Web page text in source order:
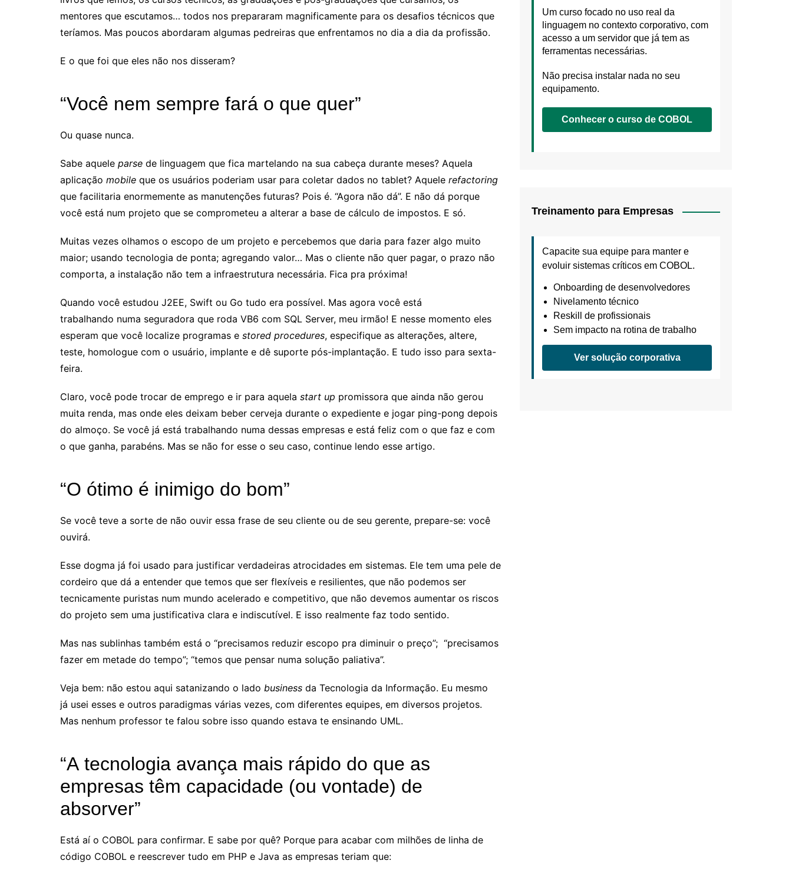
mentores que escutamos… todos nos prepararam magnificamente para os desafios técnicos que
teríamos. Mas poucos abordaram algumas pedreiras que enfrentamos no dia a dia da profissão.
E o que foi que eles não nos disseram?
“Você nem sempre fará o que quer”
Ou quase nunca.
Sabe aquele parse de linguagem que fica martelando na sua cabeça durante meses? Aquela
aplicação mobile que os usuários poderiam usar para coletar dados no tablet? Aquele refactoring
que facilitaria enormemente as manutenções futuras? Pois é. “Agora não dá”. E não dá porque
você está num projeto que se comprometeu a alterar a base de cálculo de impostos. E só.
Muitas vezes olhamos o escopo de um projeto e percebemos que daria para fazer algo muito
maior; usando tecnologia de ponta; agregando valor… Mas o cliente não quer pagar, o prazo não
comporta, a instalação não tem a infraestrutura necessária. Fica pra próxima!
Quando você estudou J2EE, Swift ou Go tudo era possível. Mas agora você está
trabalhando numa seguradora que roda VB6 com SQL Server, meu irmão! E nesse momento eles
esperam que você localize programas e stored procedures, especifique as alterações, altere,
teste, homologue com o usuário, implante e dê suporte pós-implantação. E tudo isso para sexta-
feira.
Claro, você pode trocar de emprego e ir para aquela start up promissora que ainda não gerou
muita renda, mas onde eles deixam beber cerveja durante o expediente e jogar ping-pong depois
do almoço. Se você já está trabalhando numa dessas empresas e está feliz com o que faz e com
o que ganha, parabéns. Mas se não for esse o seu caso, continue lendo esse artigo.
“O ótimo é inimigo do bom”
Se você teve a sorte de não ouvir essa frase de seu cliente ou de seu gerente, prepare-se: você
ouvirá.
Esse dogma já foi usado para justificar verdadeiras atrocidades em sistemas. Ele tem uma pele de
cordeiro que dá a entender que temos que ser flexíveis e resilientes, que não podemos ser
tecnicamente puristas num mundo acelerado e competitivo, que não devemos aumentar os riscos
do projeto sem uma justificativa clara e indiscutível. E isso realmente faz todo sentido.
Mas nas sublinhas também está o “precisamos reduzir escopo pra diminuir o preço”; “precisamos
fazer em metade do tempo”; “temos que pensar numa solução paliativa”.
Veja bem: não estou aqui satanizando o lado business da Tecnologia da Informação. Eu mesmo
já usei esses e outros paradigmas várias vezes, com diferentes equipes, em diversos projetos.
Mas nenhum professor te falou sobre isso quando estava te ensinando UML.
“A tecnologia avança mais rápido do que as
empresas têm capacidade (ou vontade) de
absorver”
Está aí o COBOL para confirmar. E sabe por quê? Porque para acabar com milhões de linha de
código COBOL e reescrever tudo em PHP e Java as empresas teriam que:
Um curso focado no uso real da
linguagem no contexto corporativo, com
acesso a um servidor que já tem as
ferramentas necessárias.
Não precisa instalar nada no seu
equipamento.
Conhecer o curso de COBOL
Treinamento para Empresas
Capacite sua equipe para manter e
evoluir sistemas críticos em COBOL.
Onboarding de desenvolvedores
Nivelamento técnico
Reskill de profissionais
Sem impacto na rotina de trabalho
Ver solução corporativa